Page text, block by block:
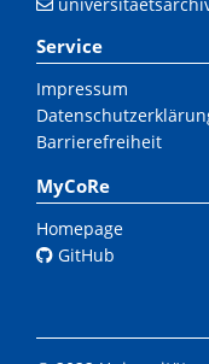
Service
Impressum
Barrierefreiheit
MyCoRe
Homepage
GitHub